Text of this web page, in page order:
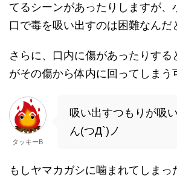
てるシーンがあったりしますが、
口で毒を吸い出すのは困難なんだ
さらに、口内に傷があったりする
がその傷から体内に回ってしまう
タッキーB
吸い出すつもりが吸
ん(つД`)ノ
もしヤマカガシに噛まれてしまっ